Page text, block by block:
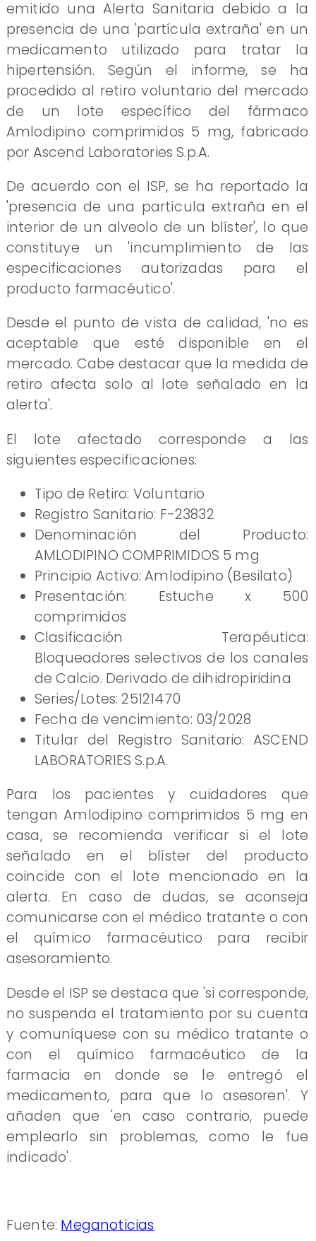
emitido una Alerta Sanitaria debido a la
presencia de una 'partícula extraña' en un
medicamento utilizado para tratar la
hipertensión. Según el informe, se ha
procedido al retiro voluntario del mercado
de un lote específico del fármaco
Amlodipino comprimidos 5 mg, fabricado
por Ascend Laboratories S.p.A.
De acuerdo con el ISP, se ha reportado la
'presencia de una partícula extraña en el
interior de un alveolo de un blíster', lo que
constituye un 'incumplimiento de las
especificaciones autorizadas para el
producto farmacéutico'.
Desde el punto de vista de calidad, 'no es
aceptable que esté disponible en el
mercado. Cabe destacar que la medida de
retiro afecta solo al lote señalado en la
alerta'.
El lote afectado corresponde a las
siguientes especificaciones:
Tipo de Retiro: Voluntario
Registro Sanitario: F-23832
Denominación del Producto:
AMLODIPINO COMPRIMIDOS 5 mg
Principio Activo: Amlodipino (Besilato)
Presentación: Estuche x 500
comprimidos
Clasificación Terapéutica:
Bloqueadores selectivos de los canales
de Calcio. Derivado de dihidropiridina
Series/Lotes: 25121470
Fecha de vencimiento: 03/2028
Titular del Registro Sanitario: ASCEND
LABORATORIES S.p.A.
Para los pacientes y cuidadores que
tengan Amlodipino comprimidos 5 mg en
casa, se recomienda verificar si el lote
señalado en el blíster del producto
coincide con el lote mencionado en la
alerta. En caso de dudas, se aconseja
comunicarse con el médico tratante o con
el químico farmacéutico para recibir
asesoramiento.
Desde el ISP se destaca que 'si corresponde,
no suspenda el tratamiento por su cuenta
y comuníquese con su médico tratante o
con el químico farmacéutico de la
farmacia en donde se le entregó el
medicamento, para que lo asesoren'. Y
añaden que 'en caso contrario, puede
emplearlo sin problemas, como le fue
indicado'.
Fuente: Meganoticias